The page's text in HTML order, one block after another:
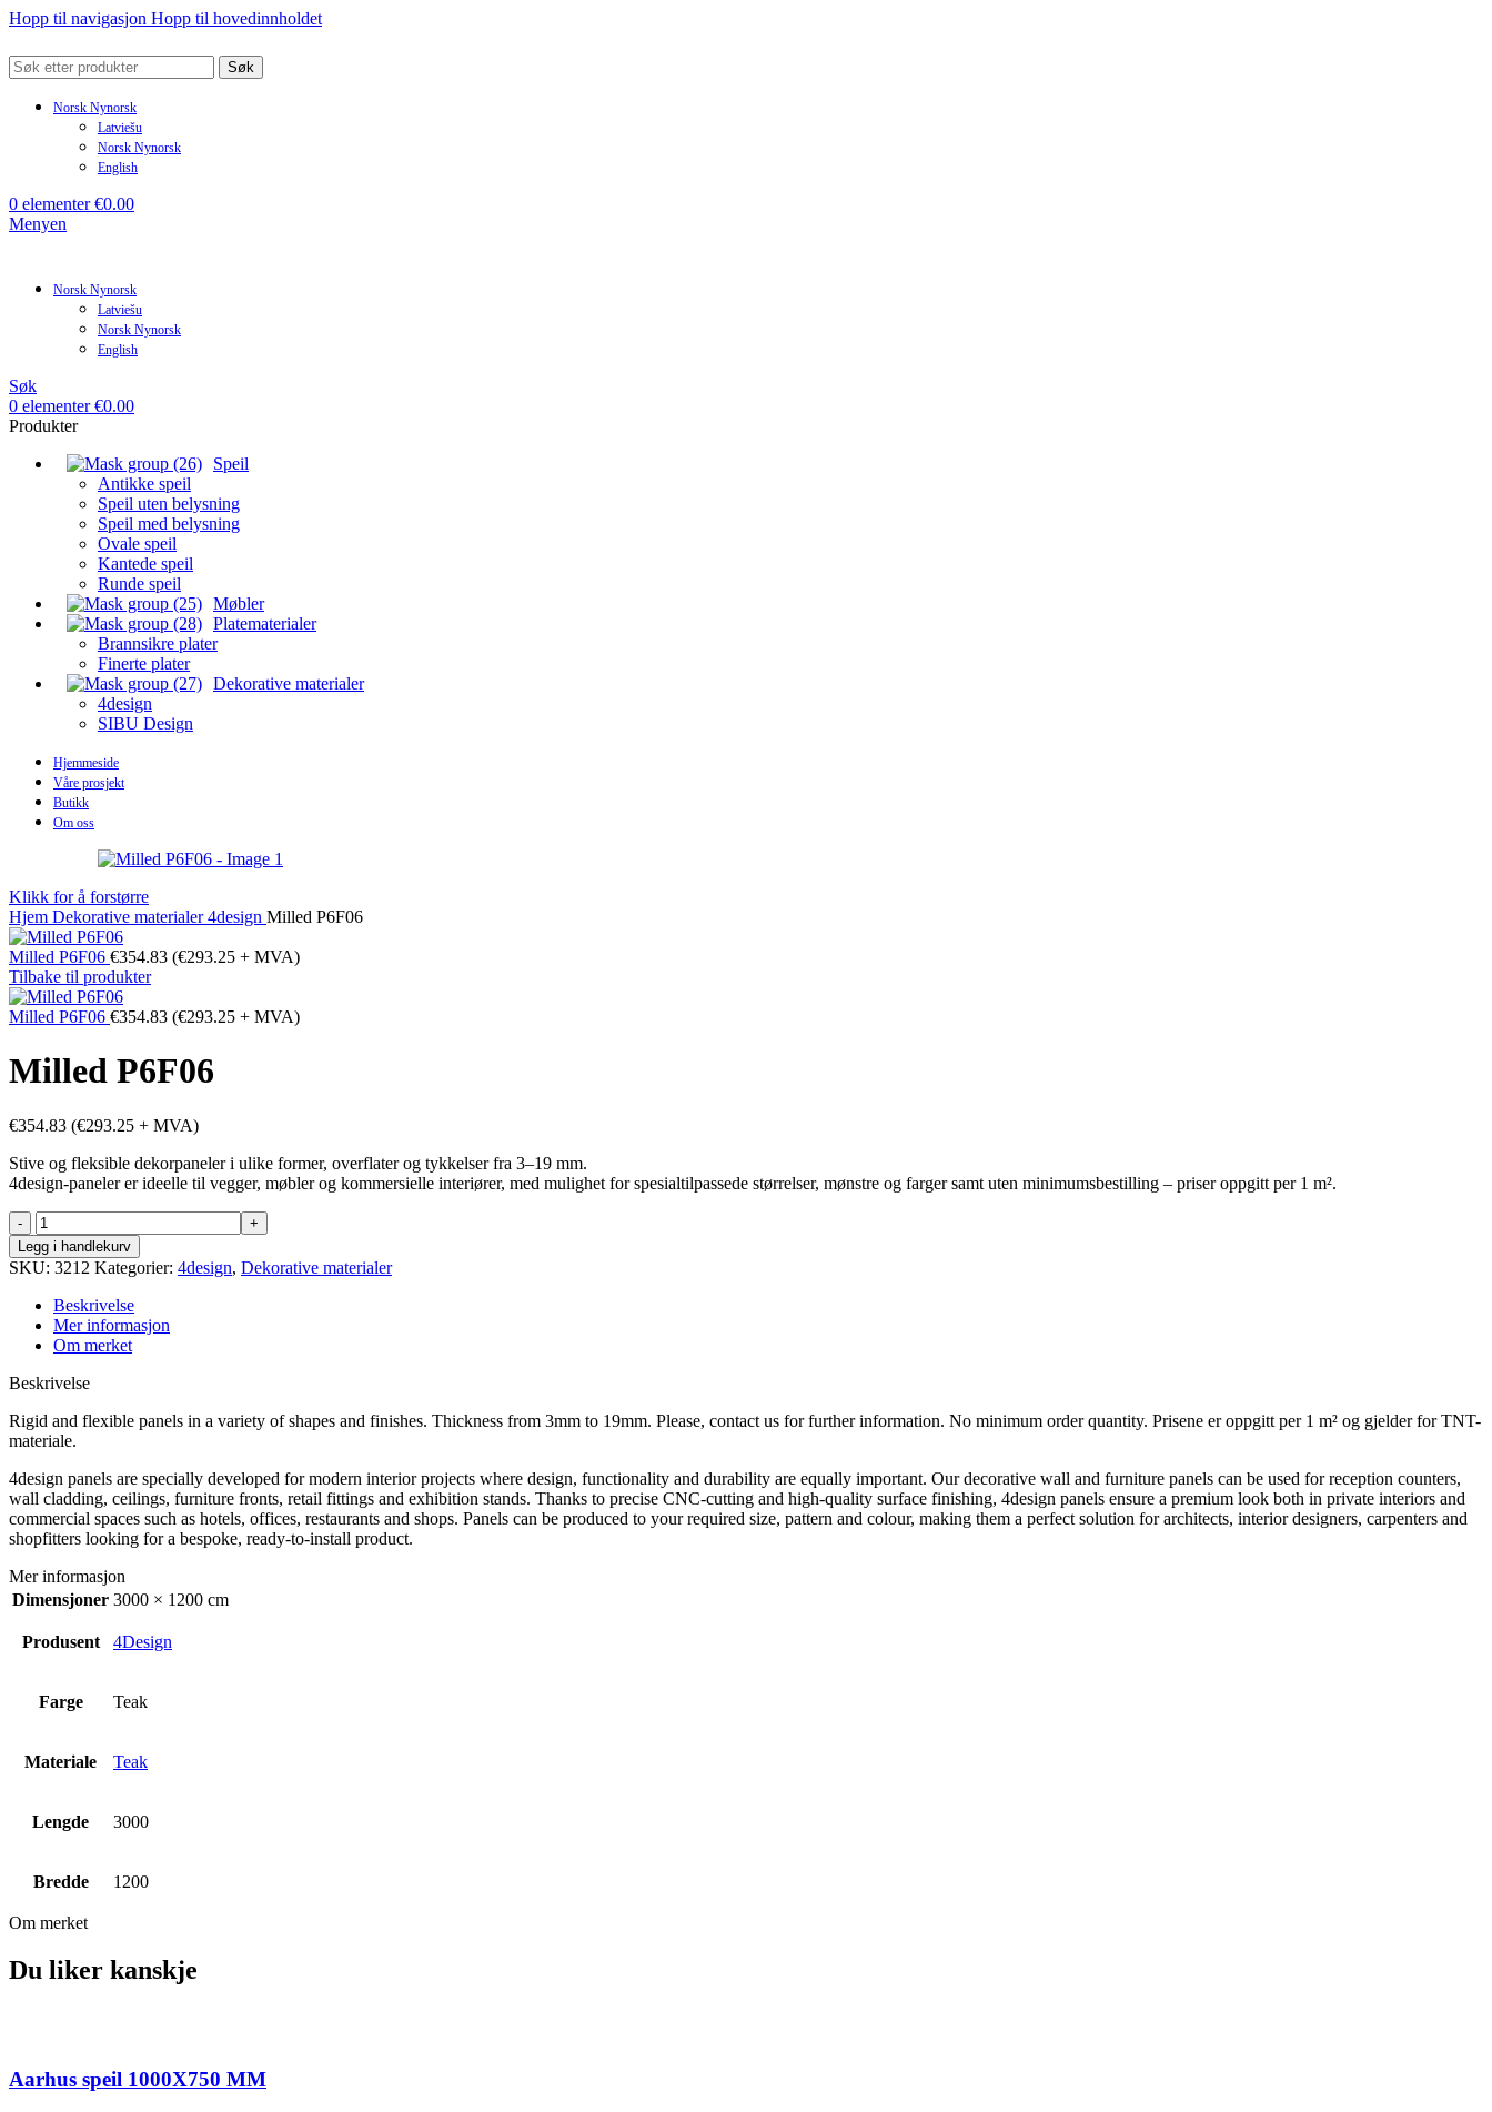
Hopp til navigasjon Hopp til hovedinnholdet
Søk
Norsk Nynorsk
Latviešu
Norsk Nynorsk
English
0 elementer €0.00
Menyen
Norsk Nynorsk
Latviešu
Norsk Nynorsk
English
Søk
0 elementer €0.00
Produkter
Speil
Antikke speil
Speil uten belysning
Speil med belysning
Ovale speil
Kantede speil
Runde speil
Møbler
Platematerialer
Brannsikre plater
Finerte plater
Dekorative materialer
4design
SIBU Design
Hjemmeside
Våre prosjekt
Butikk
Om oss
Klikk for å forstørre
Hjem Dekorative materialer4design Milled P6F06
Milled P6F06 €354.83 (€293.25 + MVA)
Tilbake til produkter
Milled P6F06 €354.83 (€293.25 + MVA)
Milled P6F06
€354.83 (€293.25 + MVA)
Stive og fleksible dekorpaneler i ulike former, overflater og tykkelser fra 3–19 mm.
4design-paneler er ideelle til vegger, møbler og kommersielle interiører, med mulighet for spesialtilpassede størrelser, mønstre og farger samt uten minimumsbestilling – priser oppgitt per 1 m².
Milled
P6F06
antall
Legg i handlekurv
SKU: 3212 Kategorier: 4design, Dekorative materialer
Beskrivelse
Mer informasjon
Om merket
Beskrivelse
Rigid and flexible panels in a variety of shapes and finishes. Thickness from 3mm to 19mm. Please, contact us for further information. No minimum order quantity. Prisene er oppgitt per 1 m² og gjelder for TNT-
materiale.
4design panels are specially developed for modern interior projects where design, functionality and durability are equally important. Our decorative wall and furniture panels can be used for reception counters,
wall cladding, ceilings, furniture fronts, retail fittings and exhibition stands. Thanks to precise CNC-cutting and high-quality surface finishing, 4design panels ensure a premium look both in private interiors and
commercial spaces such as hotels, offices, restaurants and shops. Panels can be produced to your required size, pattern and colour, making them a perfect solution for architects, interior designers, carpenters and
shopfitters looking for a bespoke, ready-to-install product.
Mer informasjon
Dimensjoner 3000 × 1200 cm
Produsent 4Design
Farge Teak
Materiale Teak
Lengde 3000
Bredde 1200
Om merket
Du liker kanskje
Aarhus speil 1000X750 MM